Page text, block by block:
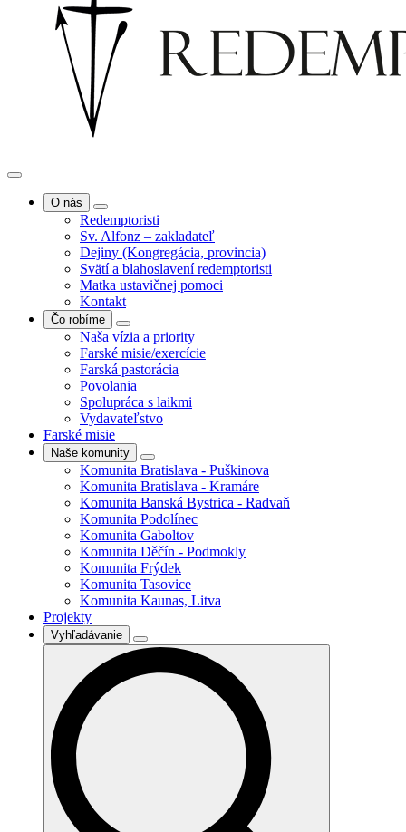
O nás
Redemptoristi
Sv. Alfonz – zakladateľ
Dejiny (Kongregácia, provincia)
Svätí a blahoslavení redemptoristi
Matka ustavičnej pomoci
Kontakt
Čo robíme
Naša vízia a priority
Farské misie/exercície
Farská pastorácia
Povolania
Spolupráca s laikmi
Vydavateľstvo
Farské misie
Naše komunity
Komunita Bratislava - Puškinova
Komunita Bratislava - Kramáre
Komunita Banská Bystrica - Radvaň
Komunita Podolínec
Komunita Gaboltov
Komunita Děčín - Podmokly
Komunita Frýdek
Komunita Tasovice
Komunita Kaunas, Litva
Projekty
Vyhľadávanie
Search